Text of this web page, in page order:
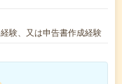
験、又は申告書作成経験